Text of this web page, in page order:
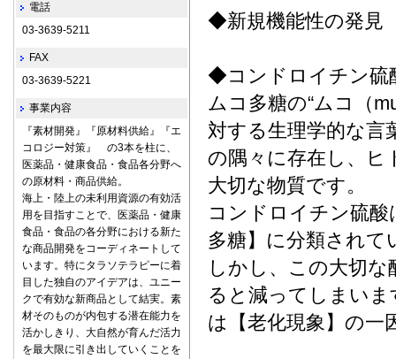
◆新規機能性の発
◆コンドロイチン硫
ムコ多糖の“ムコ（
対する生理学的な言
の隅々に存在し、ヒ
大切な物質です。
コンドロイチン硫
多糖】に分類されて
しかし、この大切
ると減ってしまいま
は【老化現象】の一
電話
03-3639-5211
FAX
03-3639-5221
事業内容
『素材開発』『原材料供給』『エ
コロジー対策』 の3本を柱に、
医薬品・健康食品・食品各分野へ
の原材料・商品供給。
海上・陸上の未利用資源の有効活
用を目指すことで、医薬品・健康
食品・食品の各分野における新た
な商品開発をコーディネートして
います。特にタラソテラピーに着
目した独自のアイデアは、ユニー
クで有効な新商品として結実。素
材そのものが内包する潜在能力を
活かしきり、大自然が育んだ活力
を最大限に引き出していくことを